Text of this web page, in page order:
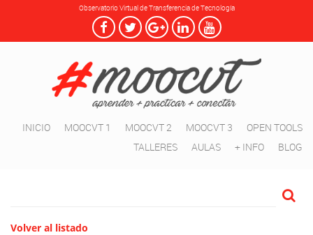
Observatorio Virtual de Transferencia de Tecnología
INICIO MOOCVT 1 MOOCVT 2 MOOCVT 3
OPEN TOOLS
TALLERES
AULAS + INFO BLOG
Volver al listado